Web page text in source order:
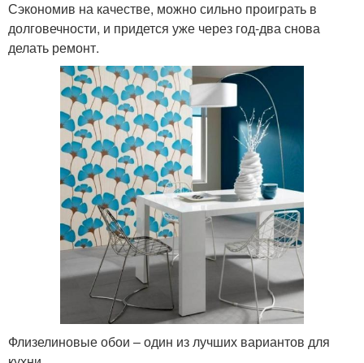
Сэкономив на качестве, можно сильно проиграть в
долговечности, и придется уже через год-два снова
делать ремонт.
Флизелиновые обои – один из лучших вариантов для